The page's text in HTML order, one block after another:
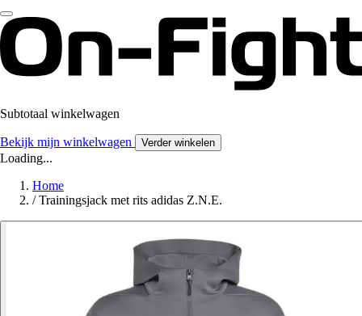
Subtotaal winkelwagen
Bekijk mijn winkelwagen Verder winkelen
Loading...
Home
/ Trainingsjack met rits adidas Z.N.E.